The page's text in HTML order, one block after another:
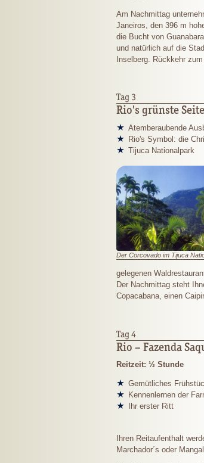
Am Nachmittag
Janeiros, den 396 m
die Bucht von
und natürlich auf die
Inselberg. Rückkehr zum
Tag 3
Rio's grünste
Atemberaubende
Rio's Symbol: die
Tijuca Nationalpark
Der Corcovado im Tijuca
gelegenen
Der Nachmittag steht
Copacabana, einen
Tag 4
Rio – Fazenda
Reitzeit: ½ Stunde
Gemütliches
Kennenlernen der
Ihr erster Ritt
Ihren Reitaufenthalt
Marchador´s oder